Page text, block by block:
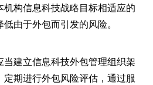
构信息科技战略目标相适应的
由于外包而引发的风险。
建立信息科技外包管理组织架
期进行外包风险评估，通过服